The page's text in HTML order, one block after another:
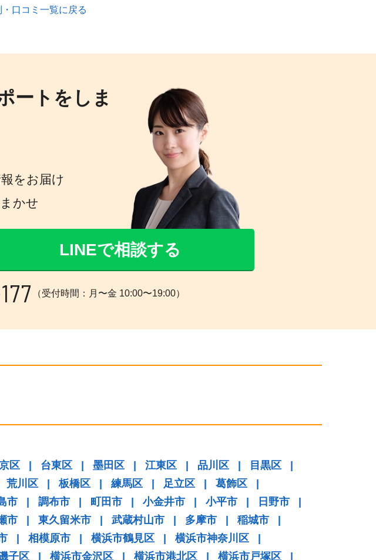
口コミ一覧に戻る
ートをしま
をお届け
かせ
LINEで相談する
（受付時間：月〜金 10:00〜19:00）
区 | 台東区 | 墨田区 | 江東区 | 品川区 | 目黒区
|
荒川区 | 板橋区 | 練馬区 | 足立区 | 葛飾区
|
市 | 調布市 | 町田市 | 小金井市 | 小平市 | 日野市
|
市 | 東久留米市 | 武蔵村山市 | 多摩市 | 稲城市
|
| 相模原市 | 横浜市鶴見区 | 横浜市神奈川区
|
子区 | 横浜市金沢区 | 横浜市港北区 | 横浜市戸塚区
|